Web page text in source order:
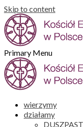
Skip to content
Primary Menu
wierzymy
działamy